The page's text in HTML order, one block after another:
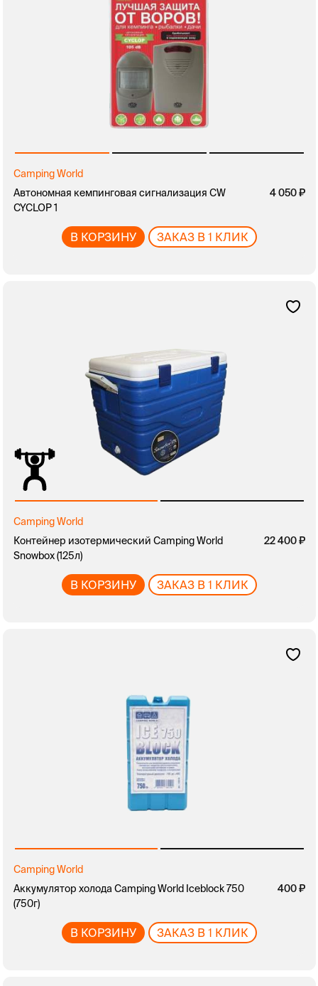
Camping World
Автономная кемпинговая сигнализация CW
CYCLOP 1
4 050
В КОРЗИНУ ЗАКАЗ В 1 КЛИК
Camping World
Контейнер изотермический Camping World
Snowbox (125л)
22 400
В КОРЗИНУ ЗАКАЗ В 1 КЛИК
Camping World
Аккумулятор холода Camping World Iceblock 750
(750г)
400
В КОРЗИНУ ЗАКАЗ В 1 КЛИК